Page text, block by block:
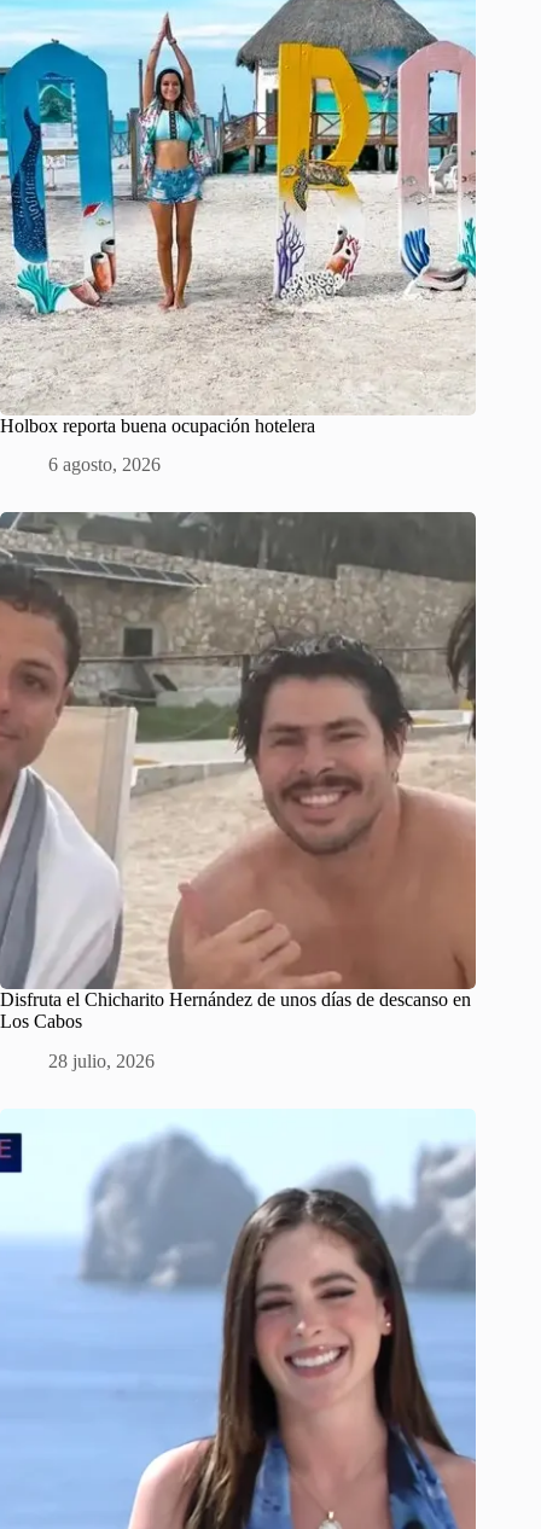
Holbox reporta buena ocupación hotelera
6 agosto, 2026
Disfruta el Chicharito Hernández de unos días de descanso en
Los Cabos
28 julio, 2026